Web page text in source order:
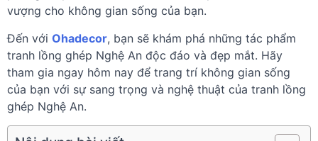
vượng cho không gian sống của bạn.
Đến với Ohadecor, bạn sẽ khám phá những tác phẩm
tranh lồng ghép Nghệ An độc đáo và đẹp mắt. Hãy
tham gia ngay hôm nay để trang trí không gian sống
của bạn với sự sang trọng và nghệ thuật của tranh lồng
ghép Nghệ An.